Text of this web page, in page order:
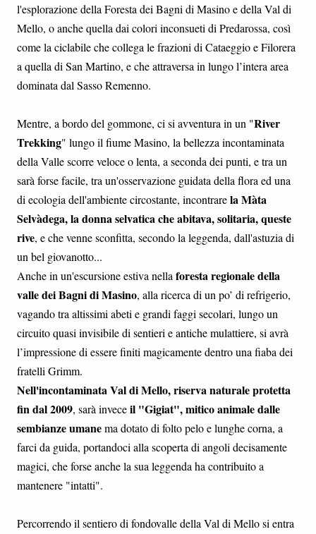
l'esplorazione della Foresta dei Bagni di Masino e della Val di
Mello, o anche quella dai colori inconsueti di Predarossa, così
come la ciclabile che collega le frazioni di Cataeggio e Filorera
a quella di San Martino, e che attraversa in lungo l’intera area
dominata dal Sasso Remenno.
Mentre, a bordo del gommone, ci si avventura in un "River
Trekking" lungo il fiume Masino, la bellezza incontaminata
della Valle scorre veloce o lenta, a seconda dei punti, e tra un
sarà forse facile, tra un'osservazione guidata della flora ed una
di ecologia dell'ambiente circostante, incontrarela Màta
Selvàdega, la donna selvatica che abitava, solitaria, queste
rive, e che venne sconfitta, secondo la leggenda, dall'astuzia di
un bel giovanotto...
Anche in un'escursione estiva nella foresta regionale della
valle dei Bagni di Masino, alla ricerca di un po’ di refrigerio,
vagando tra altissimi abeti e grandi faggi secolari, lungo un
circuito quasi invisibile di sentieri e antiche mulattiere, si avrà
l’impressione di essere finiti magicamente dentro una fiaba dei
fratelli Grimm.
Nell'incontaminata Val di Mello, riserva naturale protetta
fin dal 2009, sarà inveceil "Gigiat", mitico animale dalle
sembianze umanema dotato di folto pelo e lunghe corna, a
farci da guida, portandoci alla scoperta di angoli decisamente
magici, che forse anche la sua leggenda ha contribuito a
mantenere "intatti".
Percorrendo il sentiero di fondovalle della Val di Mello si entra